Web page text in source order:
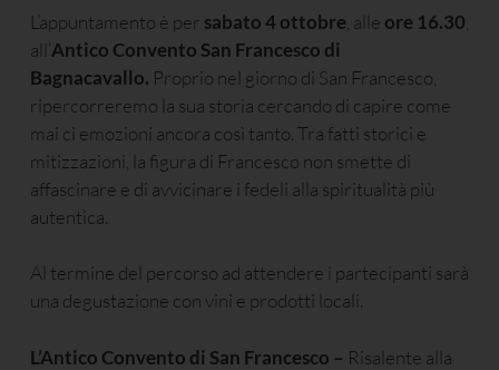
L’appuntamento è per sabato 4 ottobre , alle ore 16.30
all’ Antico Convento San Francesco di
Bagnacavallo. Proprio nel giorno di San Francesco,
ripercorreremo la sua storia cercando di capire come
mai ci emozioni ancora così tanto. Tra fatti storici e
mitizzazioni, la figura di Francesco non smette di
affascinare e di avvicinare i fedeli alla spiritualità più
autentica.
Al termine del percorso ad attendere i partecipanti sarà
una degustazione con vini e prodotti locali.
L’Antico Convento di San Francesco – Risalente alla